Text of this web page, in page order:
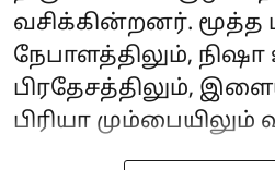
வசிக்கின்றனர்.
நேபாளத்திலும்,
பிரதேசத்திலும்,
பிரியா மும்பையிலும்